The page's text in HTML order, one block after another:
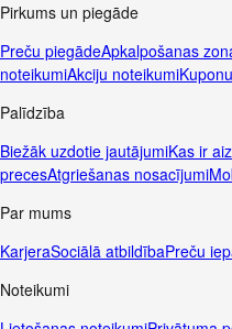
Pirkums un piegāde
Preču piegādeApkalpošanas
noteikumiAkciju noteikumi
Palīdzība
Biežāk uzdotie jautājumiKas ir
precesAtgriešanas nosacījumi
Par mums
KarjeraSociālā atbildībaPreču
Noteikumi